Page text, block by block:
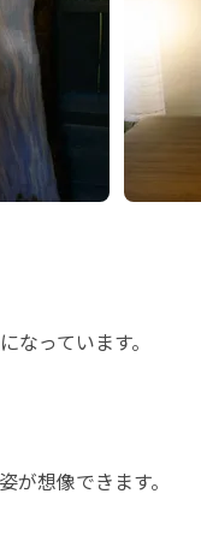
っています。
想像できます。